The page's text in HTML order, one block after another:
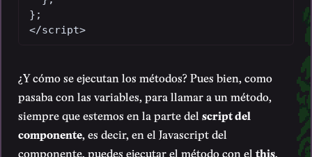
};
</script>
¿Y cómo se ejecutan los métodos? Pues bien, como
pasaba con las variables, para llamar a un método,
siempre que estemos en la parte del script del
componente, es decir, en el Javascript del
componente, puedes ejecutar el método con el this,